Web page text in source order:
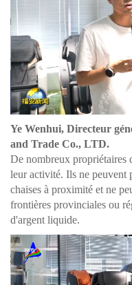
Ye Wenhui, Directeur
and Trade Co., LTD.
De nombreux propriétaires
leur activité. Ils ne peuvent
chaises à proximité et ne
frontières provinciales ou
d'argent liquide.